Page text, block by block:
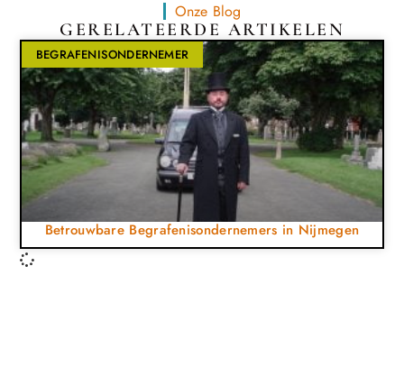
Onze Blog
GERELATEERDE ARTIKELEN
BEGRAFENISONDERNEMER
Betrouwbare Begrafenisondernemers in Nijmegen